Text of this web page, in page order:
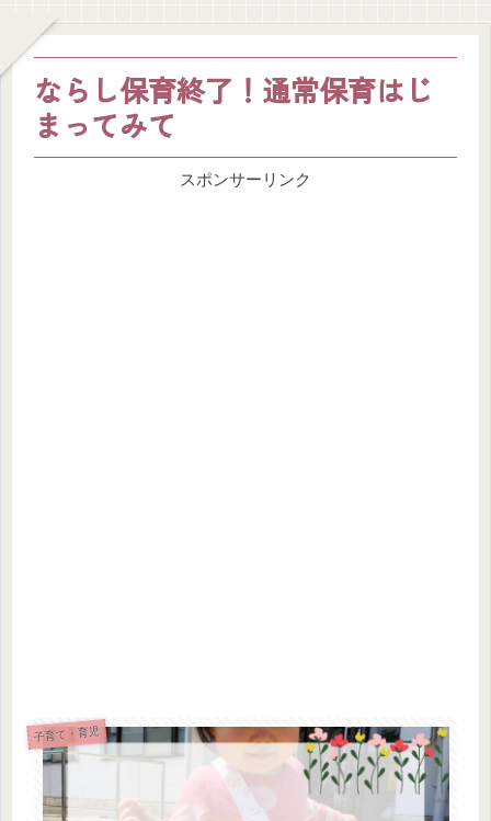
ならし保育終了！通常保育はじ
まってみて
スポンサーリンク
子育て・育児